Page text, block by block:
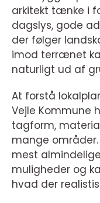
arkitekt tænke i
dagslys, gode
der følger
imod terrænet
naturligt ud af
At forstå
Vejle Kommune
tagform,
mange områder.
mest
muligheder og
hvad der